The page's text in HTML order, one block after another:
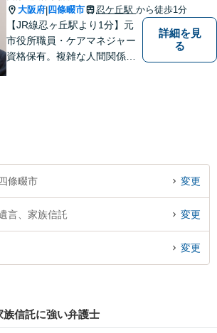
大阪府| 四條畷市 忍ケ丘駅 から徒歩1分
【JR線忍ヶ丘駅より1分】元
市役所職員・ケアマネジャー
資格保有。複雑な人間関係が
詳細を見
る
條畷市 変更
言、家族信託 変更
変更
族信託に強い弁護士